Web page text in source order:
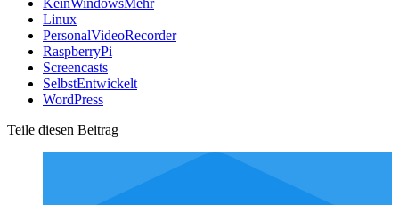
KeinWindowsMehr
Linux
PersonalVideoRecorder
RaspberryPi
Screencasts
SelbstEntwickelt
WordPress
Teile diesen Beitrag